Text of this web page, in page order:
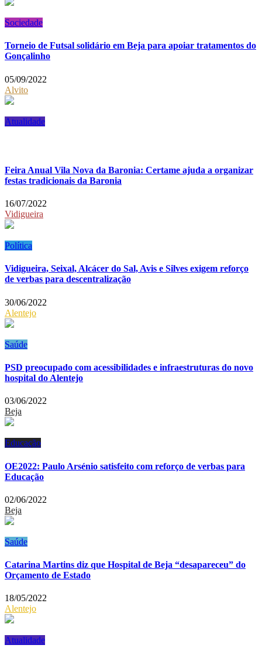
Sociedade
Torneio de Futsal solidário em Beja para apoiar tratamentos do
Gonçalinho
05/09/2022
Alvito
Atualidade
Feira Anual Vila Nova da Baronia: Certame ajuda a organizar
festas tradicionais da Baronia
16/07/2022
Vidigueira
Política
Vidigueira, Seixal, Alcácer do Sal, Avis e Silves exigem reforço
de verbas para descentralização
30/06/2022
Alentejo
Saúde
PSD preocupado com acessibilidades e infraestruturas do novo
hospital do Alentejo
03/06/2022
Beja
Educação
OE2022: Paulo Arsénio satisfeito com reforço de verbas para
Educação
02/06/2022
Beja
Saúde
Catarina Martins diz que Hospital de Beja “desapareceu” do
Orçamento de Estado
18/05/2022
Alentejo
Atualidade